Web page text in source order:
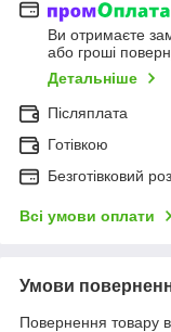
Ви отримаєте
або гроші
Детальніше
Післяплата
Готівкою
Безготівковий
Всі умови оплати
Умови
Повернення товару